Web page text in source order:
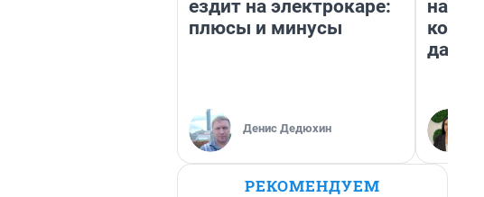
ездит на электрокаре:
плюсы и минусы
Денис Дедюхин
даже
РЕКОМЕНДУЕМ